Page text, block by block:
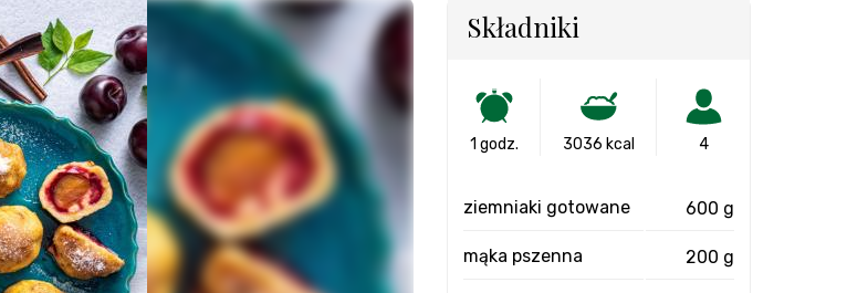
Składniki
1 godz. 3036 kcal 4
ziemniaki gotowane 600 g
mąka pszenna 200 g